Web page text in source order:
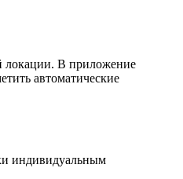
локации. В приложение
автоматические
индивидуальным